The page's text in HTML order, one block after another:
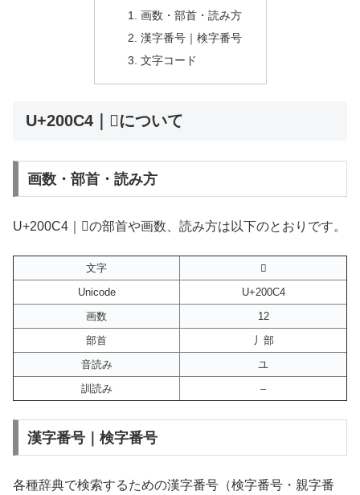
画数・部首・読み方
漢字番号｜検字番号
文字コード
U+200C4｜𠃄について
画数・部首・読み方
U+200C4｜𠃄の部首や画数、読み方は以下のとおりです。
文字
𠃄
Unicode
U+200C4
画数
12
部首
丿部
音読み
ユ
訓読み
–
漢字番号｜検字番号
各種辞典で検索するための漢字番号（検字番号・親字番